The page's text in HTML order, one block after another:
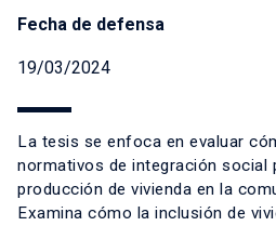
Fecha de defensa
19/03/2024
La tesis se enfoca en evaluar
normativos de integración social
producción de vivienda en la
Examina cómo la inclusión de